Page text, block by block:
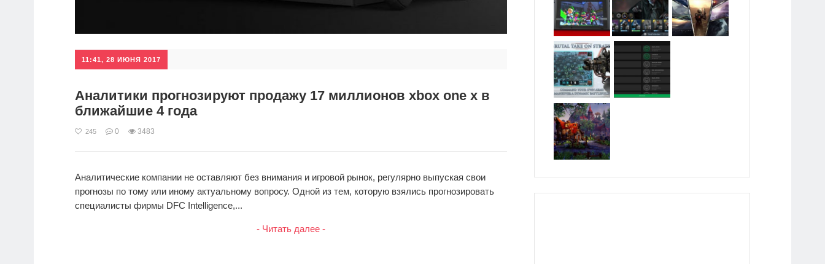
11:41, 28 ИЮНЯ 2017
Аналитики прогнозируют продажу 17 миллионов xbox one x в
ближайшие 4 года
245 0 3483
Аналитические компании не оставляют без внимания и игровой рынок, регулярно выпуская свои
прогнозы по тому или иному актуальному вопросу. Одной из тем, которую взялись прогнозировать
специалисты фирмы DFC Intelligence,...
- Читать далее -